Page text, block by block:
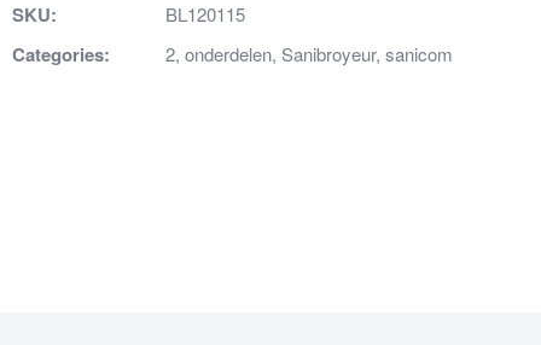
SKU: BL120115
Categories: 2, onderdelen, Sanibroyeur, sanicom